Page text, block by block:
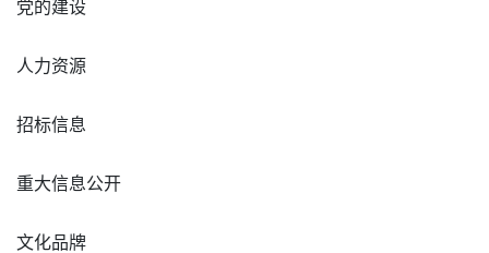
党的建设
人力资源
招标信息
重大信息公开
文化品牌